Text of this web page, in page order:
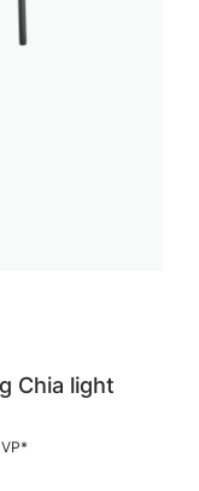
Chia light